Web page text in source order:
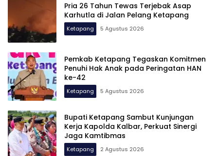
Pria 26 Tahun Tewas Terjebak Asap
Karhutla di Jalan Pelang Ketapang
Ketapang 5 Agustus 2026
Pemkab Ketapang Tegaskan Komitmen
Penuhi Hak Anak pada Peringatan HAN
ke-42
Ketapang 5 Agustus 2026
Bupati Ketapang Sambut Kunjungan
Kerja Kapolda Kalbar, Perkuat Sinergi
Jaga Kamtibmas
Ketapang 2 Agustus 2026